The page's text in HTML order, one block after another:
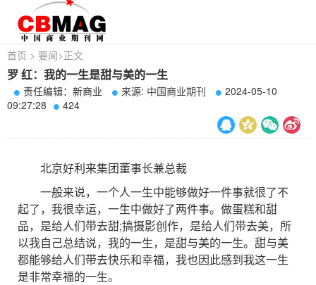
首页 > 要闻>正文
罗 红：我的一生是甜与美的一生
责任编辑：新商业 来源: 中国商业期刊
2024-05-10
09:27:28
424
北京好利来集团董事长兼总裁
一般来说，一个人一生中能够做好一件事就很了不
起了，我很幸运，一生中做好了两件事。做蛋糕和甜
品，是给人们带去甜;搞摄影创作，是给人们带去美，所
以我自己总结说，我的一生，是甜与美的一生。甜与美
都能够给人们带去快乐和幸福，我也因此感到我这一生
是非常幸福的一生。